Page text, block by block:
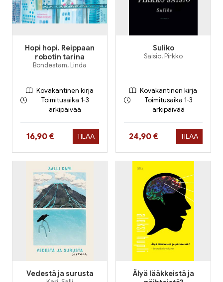
Hopi hopi. Reippaan
robotin tarina
Bondestam, Linda
Kovakantinen kirja
Toimitusaika 1-3
arkipäivää
Hinta nyt
16,90 € TILAA
Suliko
Saisio, Pirkko
Kovakantinen kirja
Toimitusaika 1-3
arkipäivää
Hinta nyt
24,90 € TILAA
Vedestä ja surusta
Älyä lääkkeistä ja